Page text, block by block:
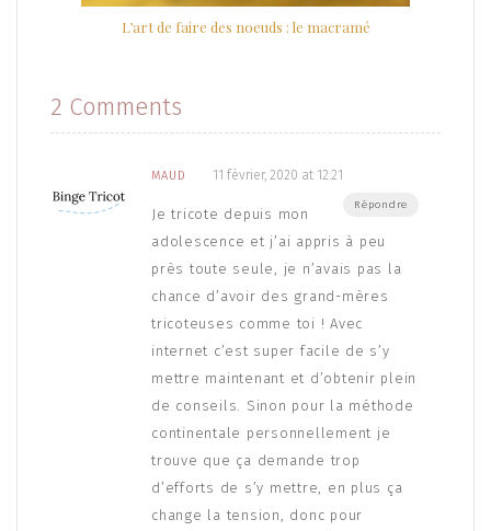
L’art de faire des noeuds : le macramé
2 Comments
MAUD 11 février, 2020 at 12:21
Répondre
Je tricote depuis mon
adolescence et j’ai appris à peu
près toute seule, je n’avais pas la
chance d’avoir des grand-mères
tricoteuses comme toi ! Avec
internet c’est super facile de s’y
mettre maintenant et d’obtenir plein
de conseils. Sinon pour la méthode
continentale personnellement je
trouve que ça demande trop
d’efforts de s’y mettre, en plus ça
change la tension, donc pour